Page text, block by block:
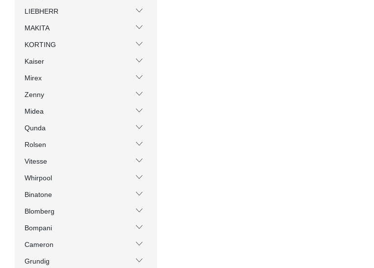
LIEBHERR
MAKITA
KORTING
Kaiser
Mirex
Zenny
Midea
Qunda
Rolsen
Vitesse
Whirpool
Binatone
Blomberg
Bompani
Cameron
Grundig